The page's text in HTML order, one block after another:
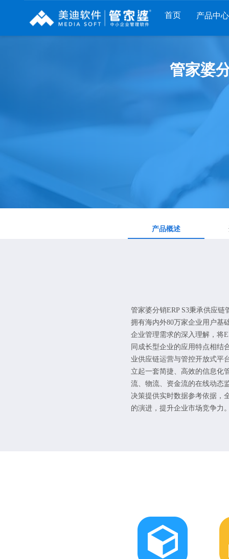
首页 产品中心
管家婆服装DRP
管家婆
产品概述
管家婆分销ERP S3秉承供应
拥有海内外80万家企业用户基
企业管理需求的深入理解，将
同成长型企业的应用特点相结
业供应链运营与管控开放式平
立起一套简捷、高效的信息化
流、物流、资金流的在线动态
决策提供实时数据参考依据，
的演进，提升企业市场竞争力